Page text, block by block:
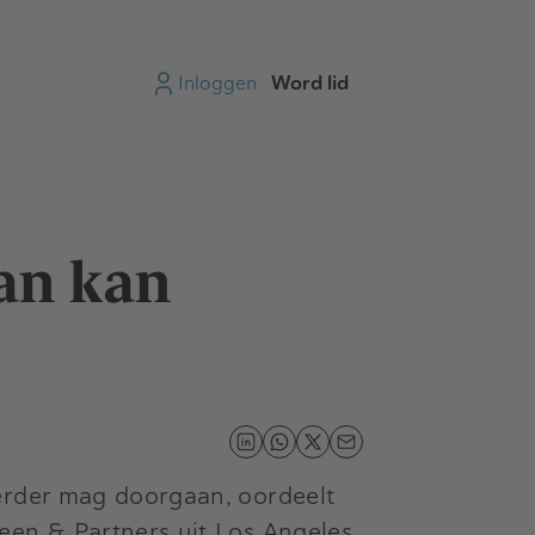
Inloggen Word lid
kan
mag doorgaan, oordeelt